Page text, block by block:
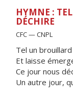
HYMNE :
DÉCHIRE
CFC — CNPL
Tel un
Et laisse
Ce jour nous
Un autre jour,